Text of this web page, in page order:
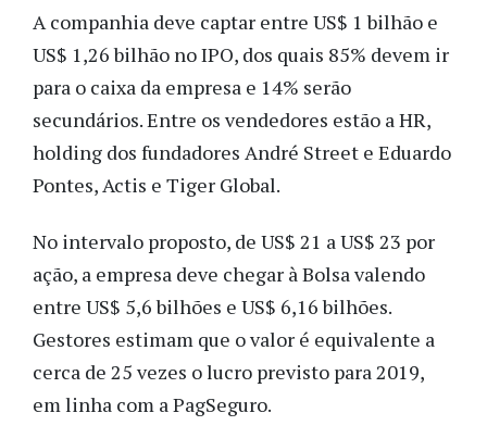
A companhia deve captar entre US$ 1 bilhão e
US$ 1,26 bilhão no IPO, dos quais 85% devem ir
para o caixa da empresa e 14% serão
secundários. Entre os vendedores estão a HR,
holding dos fundadores André Street e Eduardo
Pontes, Actis e Tiger Global.
No intervalo proposto, de US$ 21 a US$ 23 por
ação, a empresa deve chegar à Bolsa valendo
entre US$ 5,6 bilhões e US$ 6,16 bilhões.
Gestores estimam que o valor é equivalente a
cerca de 25 vezes o lucro previsto para 2019,
em linha com a PagSeguro.